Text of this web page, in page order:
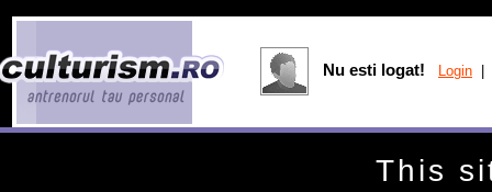
Nu esti logat! Login
This